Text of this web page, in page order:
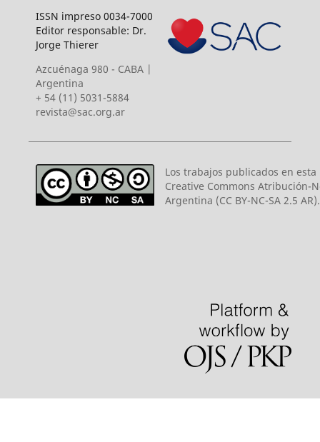
ISSN impreso 0034-7000
Editor responsable: Dr.
Jorge Thierer
Azcuénaga 980 - CABA |
Argentina
+ 54 (11) 5031-5884
revista@sac.org.ar
Los trabajos publicados en
Creative Commons Atribución-
Argentina (CC BY-NC-SA 2.5 AR).